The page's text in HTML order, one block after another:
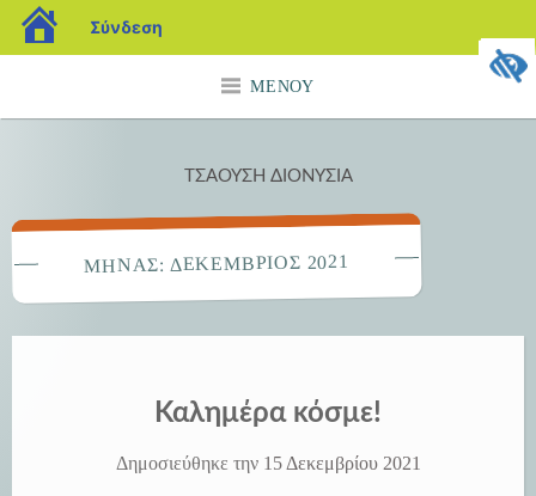
ΜΕΝΟΎ
ΤΣΑΟΥΣΗ ΔΙΟΝΥΣΙΑ
ΜΉΝΑΣ: ΔΕΚΈΜΒΡΙΟΣ 2021
Καλημέρα κόσμε!
Δημοσιεύθηκε την 15 Δεκεμβρίου 2021
blogs.sch.gr
Σύνδεση